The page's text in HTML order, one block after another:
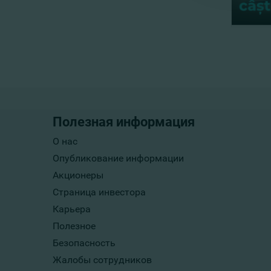
Полезная информация
О нас
Опубликование информации
Акционеры
Страница инвестора
Карьера
Полезное
Безопасность
Жалобы сотрудников